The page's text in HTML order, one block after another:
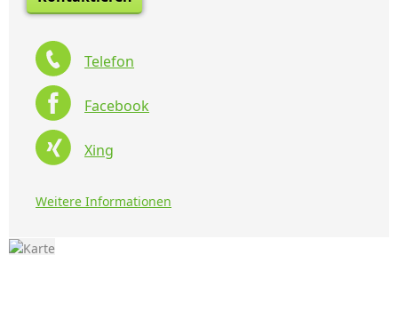
Telefon
Facebook
Xing
Weitere Informationen